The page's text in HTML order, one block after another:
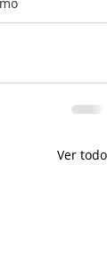
Ver todo